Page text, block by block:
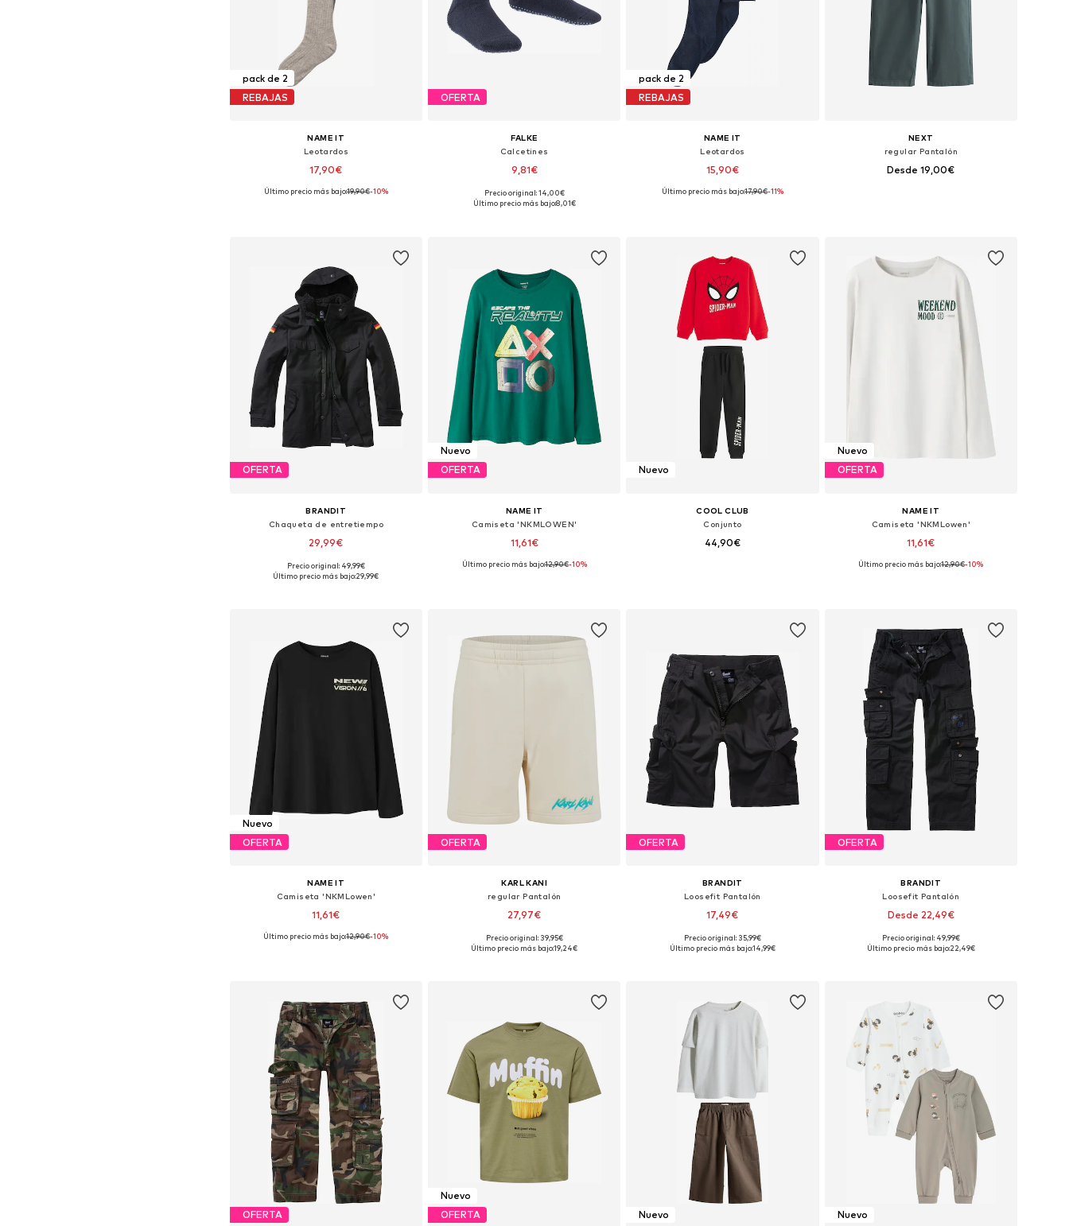
pack de 2
REBAJAS
NAME IT
Leotardos
17,90€
+2
Disponible en muchas tallas
Último precio más bajo:19,90€-10%
OFERTA
FALKE
Calcetines
9,81€
+ 1
Disponible en muchas tallas
Precio original: 14,00€
Último precio más bajo:8,01€
pack de 2
REBAJAS
NAME IT
Leotardos
15,90€
Último precio más bajo:17,90€-11%
NEXT
regular Pantalón
Desde 19,00€
OFERTA
BRANDIT
Chaqueta de entretiempo
29,99€
Disponible en muchas tallas
Precio original: 49,99€
Último precio más bajo:29,99€
Nuevo
OFERTA
NAME IT
Camiseta 'NKMLOWEN'
11,61€
Último precio más bajo:12,90€-10%
Nuevo
COOL CLUB
Conjunto
44,90€
Nuevo
OFERTA
NAME IT
Camiseta 'NKMLowen'
11,61€
Último precio más bajo:12,90€-10%
Nuevo
OFERTA
NAME IT
Camiseta 'NKMLowen'
11,61€
Último precio más bajo:12,90€-10%
OFERTA
KARL KANI
regular Pantalón
27,97€
Precio original: 39,95€
Último precio más bajo:19,24€
OFERTA
BRANDIT
Loosefit Pantalón
17,49€
Disponible en muchas tallas
Precio original: 35,99€
Último precio más bajo:14,99€
OFERTA
BRANDIT
Loosefit Pantalón
Desde 22,49€
Disponible en muchas tallas
Precio original: 49,99€
Último precio más bajo:22,49€
OFERTA
Nuevo
OFERTA
Nuevo Nuevo